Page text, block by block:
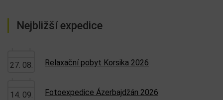
Nejbližší expedice
27. 08. Relaxační pobyt Korsika 2026
14. 09. Fotoexpedice Ázerbajdžán 2026